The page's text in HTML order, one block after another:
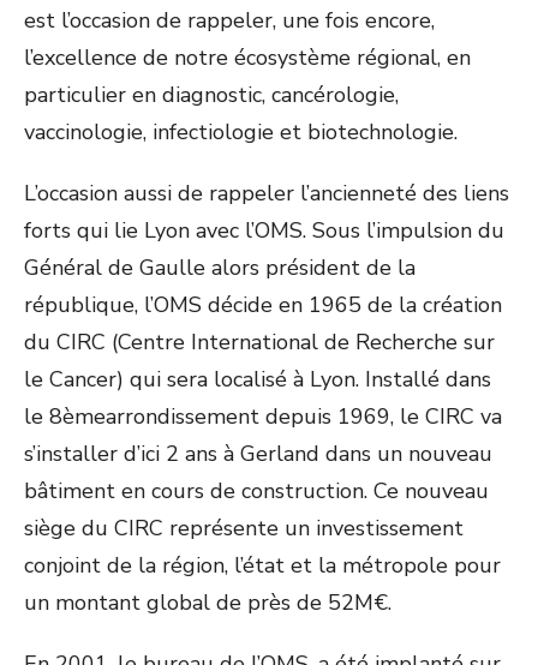
est l’occasion de rappeler, une fois encore,
l’excellence de notre écosystème régional, en
particulier en diagnostic, cancérologie,
vaccinologie, infectiologie et biotechnologie.
L’occasion aussi de rappeler l’ancienneté des liens
forts qui lie Lyon avec l’OMS. Sous l’impulsion du
Général de Gaulle alors président de la
république, l’OMS décide en 1965 de la création
du CIRC (Centre International de Recherche sur
le Cancer) qui sera localisé à Lyon. Installé dans
le 8èmearrondissement depuis 1969, le CIRC va
s’installer d’ici 2 ans à Gerland dans un nouveau
bâtiment en cours de construction. Ce nouveau
siège du CIRC représente un investissement
conjoint de la région, l’état et la métropole pour
un montant global de près de 52M€.